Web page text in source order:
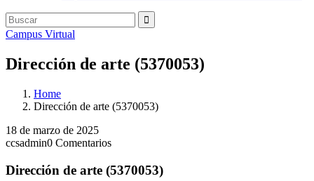
Campus Virtual
Dirección de arte (5370053)
Home
Dirección de arte (5370053)
18 de marzo de 2025
ccsadmin0 Comentarios
Dirección de arte (5370053)